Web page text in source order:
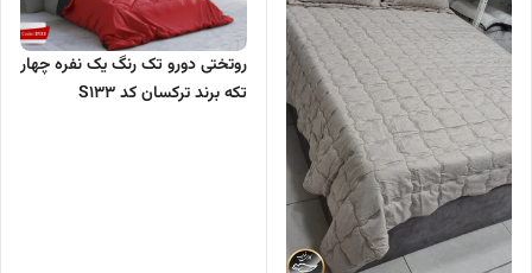
روتختی دورو تک رنگ یک نفره چهار
تکه برند ترکسان کد S133